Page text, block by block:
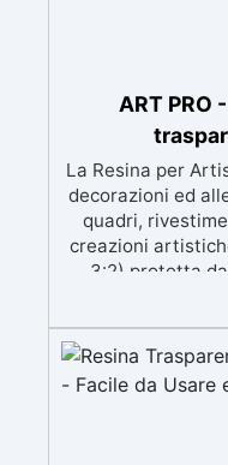
ART PRO
La Resina per
decorazioni ed
quadri,
creazioni
3:2) protetta
speciali filtri UV
in 12-24h